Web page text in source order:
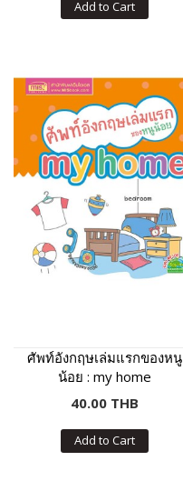
Add to Cart
ศัพท์อังกฤษเล่มแรกของหนู
น้อย : my home
40.00 THB
Add to Cart